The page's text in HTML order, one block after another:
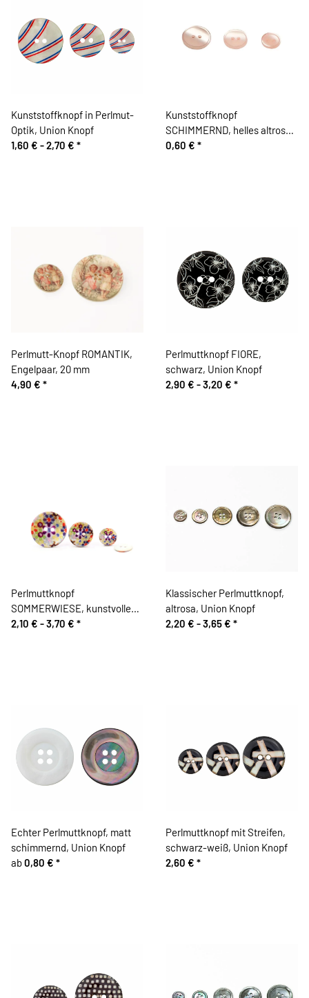
Kunststoffknopf in Perlmut-
Optik, Union Knopf
1,60 € -2,70 € *
Kunststoffknopf
SCHIMMERND, helles altrosa,
Union Knopf
0,60 € *
Perlmutt-Knopf ROMANTIK,
Engelpaar, 20 mm
4,90 € *
Perlmuttknopf FIORE,
schwarz, Union Knopf
2,90 € -3,20 € *
Perlmuttknopf
SOMMERWIESE, kunstvolle
Blüten, Union Knopf
2,10 € -3,70 € *
Klassischer Perlmuttknopf,
altrosa, Union Knopf
2,20 € -3,65 € *
Echter Perlmuttknopf, matt
schimmernd, Union Knopf
ab0,80 € *
Perlmuttknopf mit Streifen,
schwarz-weiß, Union Knopf
2,60 € *